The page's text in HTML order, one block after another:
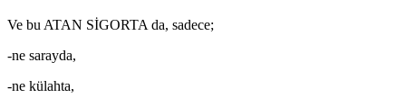
Ve bu ATAN SİGORTA da, sadece;
-ne sarayda,
-ne külahta,